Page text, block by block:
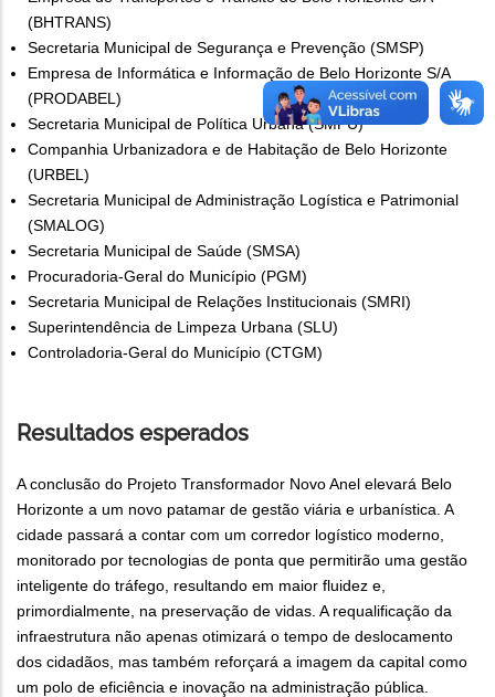
(BHTRANS)
Secretaria Municipal de Segurança e Prevenção (SMSP)
Empresa de Informática e Informação de Belo Horizonte S/A
(PRODABEL)
Secretaria Municipal de Política Urbana (SMPU)
Companhia Urbanizadora e de Habitação de Belo Horizonte
(URBEL)
Secretaria Municipal de Administração Logística e Patrimonial
(SMALOG)
Secretaria Municipal de Saúde (SMSA)
Procuradoria-Geral do Município (PGM)
Secretaria Municipal de Relações Institucionais (SMRI)
Superintendência de Limpeza Urbana (SLU)
Controladoria-Geral do Município (CTGM)
Resultados esperados
A conclusão do Projeto Transformador Novo Anel elevará Belo
Horizonte a um novo patamar de gestão viária e urbanística. A
cidade passará a contar com um corredor logístico moderno,
monitorado por tecnologias de ponta que permitirão uma gestão
inteligente do tráfego, resultando em maior fluidez e,
primordialmente, na preservação de vidas. A requalificação da
infraestrutura não apenas otimizará o tempo de deslocamento
dos cidadãos, mas também reforçará a imagem da capital como
um polo de eficiência e inovação na administração pública.